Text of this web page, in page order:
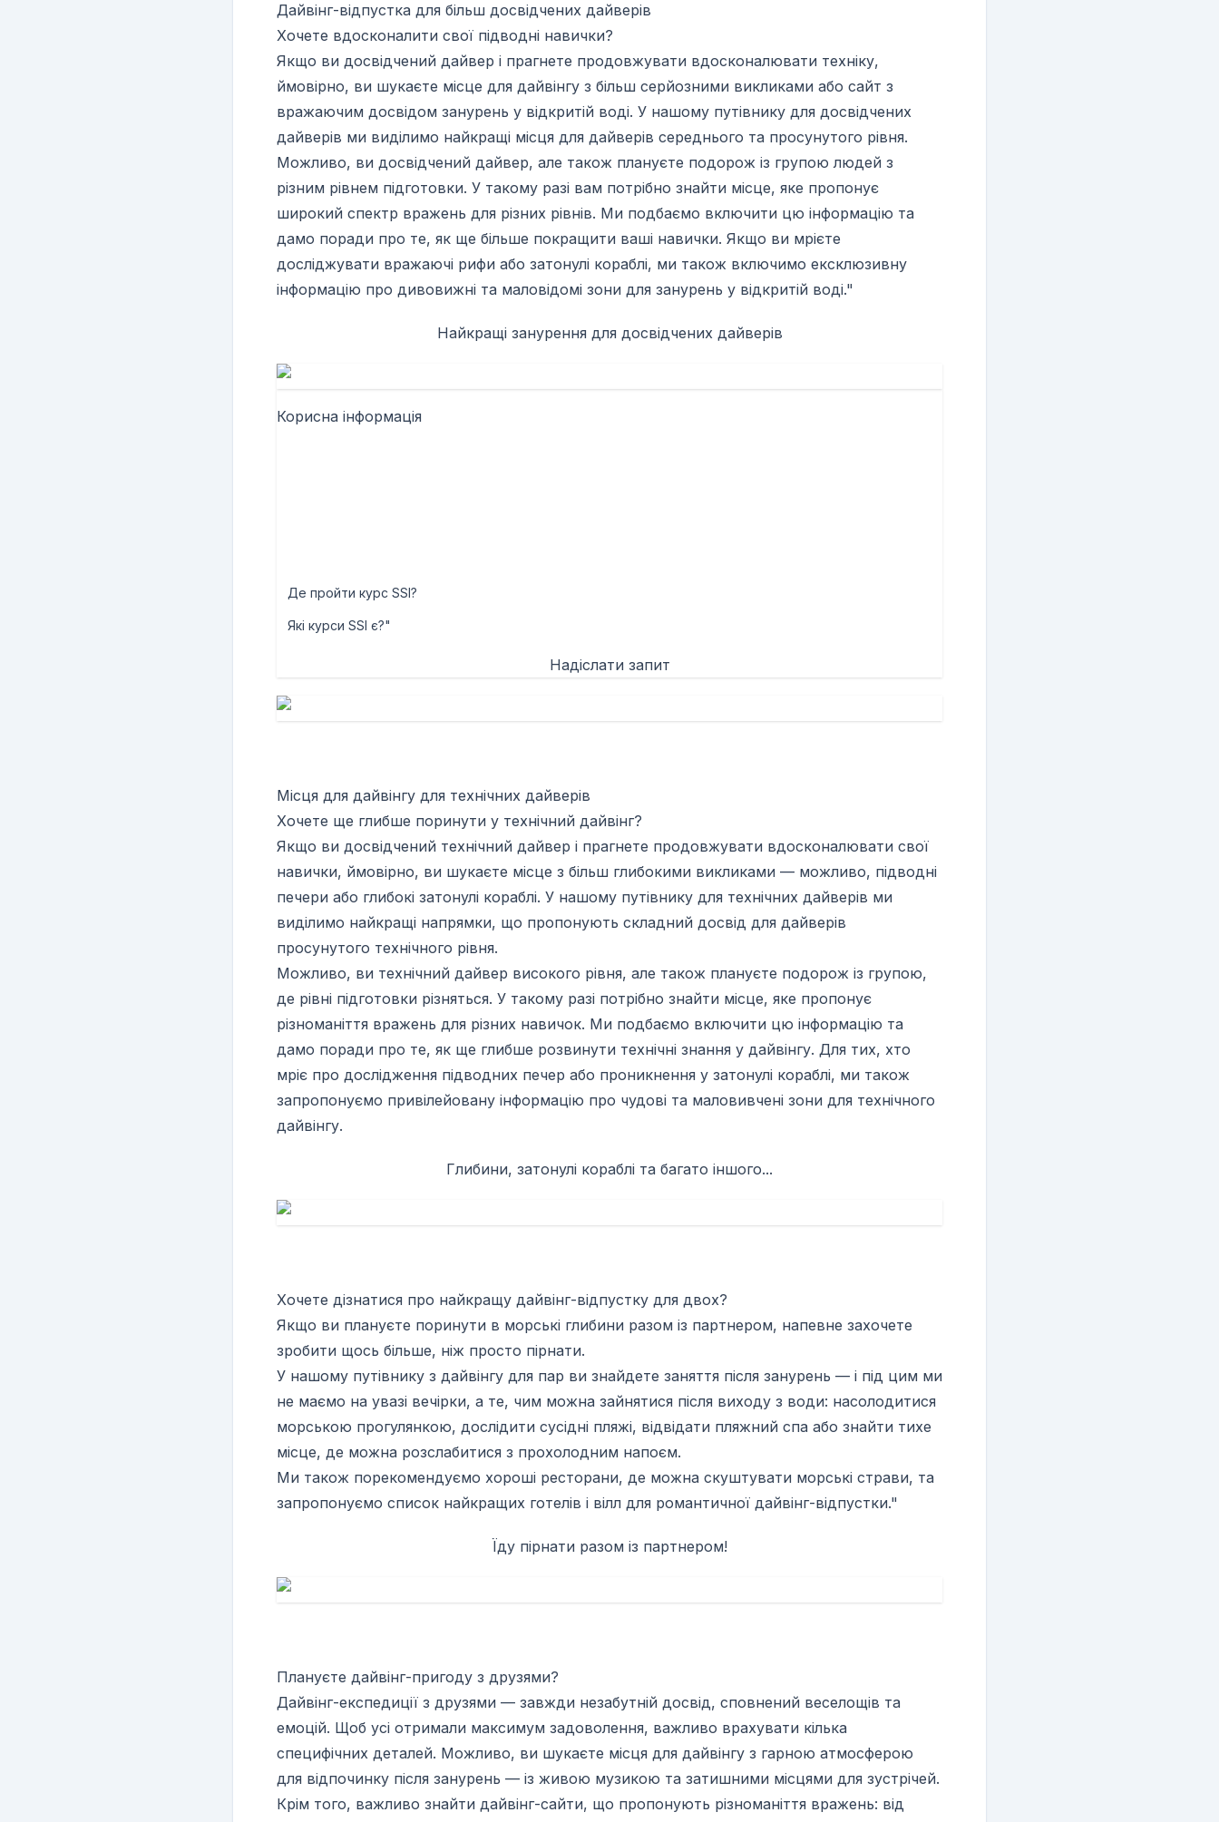
Дайвінг-відпустка для більш досвідчених дайверів
Хочете вдосконалити свої підводні навички?
Якщо ви досвідчений дайвер і прагнете продовжувати вдосконалювати техніку,
ймовірно, ви шукаєте місце для дайвінгу з більш серйозними викликами або сайт з
вражаючим досвідом занурень у відкритій воді. У нашому путівнику для досвідчених
дайверів ми виділимо найкращі місця для дайверів середнього та просунутого рівня.
Можливо, ви досвідчений дайвер, але також плануєте подорож із групою людей з
різним рівнем підготовки. У такому разі вам потрібно знайти місце, яке пропонує
широкий спектр вражень для різних рівнів. Ми подбаємо включити цю інформацію та
дамо поради про те, як ще більше покращити ваші навички. Якщо ви мрієте
досліджувати вражаючі рифи або затонулі кораблі, ми також включимо ексклюзивну
інформацію про дивовижні та маловідомі зони для занурень у відкритій воді."
Найкращі занурення для досвідчених дайверів
Корисна інформація
Де пройти курс SSI?
Які курси SSI є?"
Надіслати запит
Місця для дайвінгу для технічних дайверів
Хочете ще глибше поринути у технічний дайвінг?
Якщо ви досвідчений технічний дайвер і прагнете продовжувати вдосконалювати свої
навички, ймовірно, ви шукаєте місце з більш глибокими викликами — можливо, підводні
печери або глибокі затонулі кораблі. У нашому путівнику для технічних дайверів ми
виділимо найкращі напрямки, що пропонують складний досвід для дайверів
просунутого технічного рівня.
Можливо, ви технічний дайвер високого рівня, але також плануєте подорож із групою,
де рівні підготовки різняться. У такому разі потрібно знайти місце, яке пропонує
різноманіття вражень для різних навичок. Ми подбаємо включити цю інформацію та
дамо поради про те, як ще глибше розвинути технічні знання у дайвінгу. Для тих, хто
мріє про дослідження підводних печер або проникнення у затонулі кораблі, ми також
запропонуємо привілейовану інформацію про чудові та маловивчені зони для технічного
дайвінгу.
Глибини, затонулі кораблі та багато іншого...
Хочете дізнатися про найкращу дайвінг-відпустку для двох?
Якщо ви плануєте поринути в морські глибини разом із партнером, напевне захочете
зробити щось більше, ніж просто пірнати.
У нашому путівнику з дайвінгу для пар ви знайдете заняття після занурень — і під цим ми
не маємо на увазі вечірки, а те, чим можна зайнятися після виходу з води: насолодитися
морською прогулянкою, дослідити сусідні пляжі, відвідати пляжний спа або знайти тихе
місце, де можна розслабитися з прохолодним напоєм.
Ми також порекомендуємо хороші ресторани, де можна скуштувати морські страви, та
запропонуємо список найкращих готелів і вілл для романтичної дайвінг-відпустки."
Їду пірнати разом із партнером!
Плануєте дайвінг-пригоду з друзями?
Дайвінг-експедиції з друзями — завжди незабутній досвід, сповнений веселощів та
емоцій. Щоб усі отримали максимум задоволення, важливо врахувати кілька
специфічних деталей. Можливо, ви шукаєте місця для дайвінгу з гарною атмосферою
для відпочинку після занурень — із живою музикою та затишними місцями для зустрічей.
Крім того, важливо знайти дайвінг-сайти, що пропонують різноманіття вражень: від